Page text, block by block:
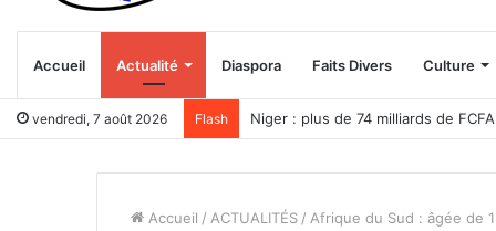
Accueil Actualité Diaspora Faits Divers Culture
vendredi, 7 août 2026 Flash Niger : plus de 74 milliards de
Accueil / ACTUALITÉS / Afrique du Sud : âgée de